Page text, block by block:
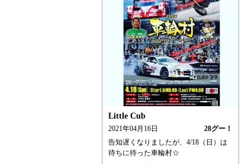
Little Cub
2021年04月16日 28グー！
告知遅くなりましたが、4/18（日）は
待ちに待った車輪村☆